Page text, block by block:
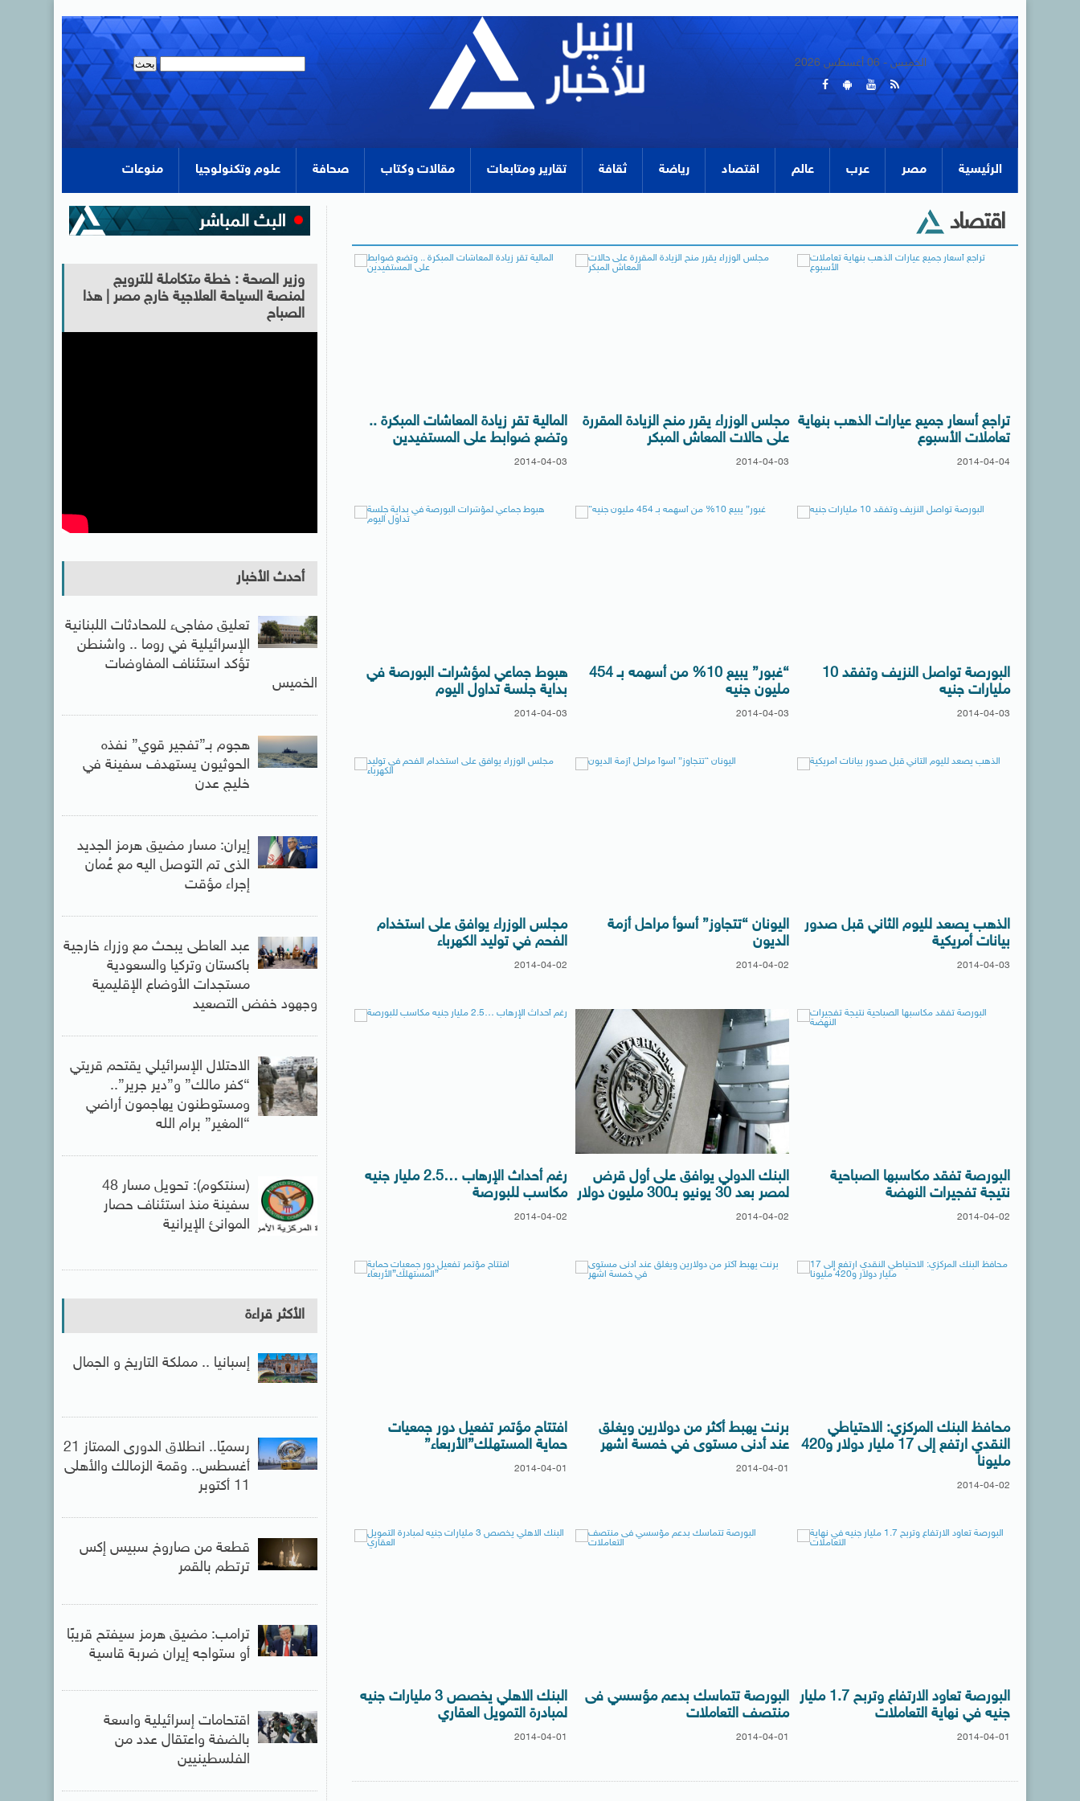
الخميس - 06 أغسطس 2026
الرئيسية مصر عرب عالم اقتصاد رياضة ثقافة تقارير ومتابعات مقالات وكتاب صحافة علوم وتكنولوجيا منوعات
اقتصاد
تراجع أسعار جميع عيارات الذهب بنهاية
تعاملات الأسبوع
2014-04-04
مجلس الوزراء يقرر منح الزيادة المقررة
على حالات المعاش المبكر
2014-04-03
المالية تقر زيادة المعاشات المبكرة ..
وتضع ضوابط على المستفيدين
2014-04-03
البورصة تواصل النزيف وتفقد 10
مليارات جنيه
2014-04-03
“غبور” يبيع 10% من أسهمه بـ 454
مليون جنيه
2014-04-03
هبوط جماعي لمؤشرات البورصة في
بداية جلسة تداول اليوم
2014-04-03
الذهب يصعد لليوم الثاني قبل صدور
بيانات أمريكية
2014-04-03
اليونان “تتجاوز” أسوأ مراحل أزمة
الديون
2014-04-02
مجلس الوزراء يوافق على استخدام
الفحم في توليد الكهرباء
2014-04-02
البورصة تفقد مكاسبها الصباحية
نتيجة تفجيرات النهضة
2014-04-02
البنك الدولي يوافق على أول قرض
لمصر بعد 30 يونيو بـ300 مليون دولار
2014-04-02
رغم أحداث الإرهاب …2.5 مليار جنيه
مكاسب للبورصة
2014-04-02
محافظ البنك المركزي: الاحتياطي
النقدي ارتفع إلى 17 مليار دولار و420
مليونا
2014-04-02
برنت يهبط أكثر من دولارين ويغلق
عند أدنى مستوى في خمسة اشهر
2014-04-01
افتتاح مؤتمر تفعيل دور جمعيات
حماية المستهلك”الأربعاء”
2014-04-01
البورصة تعاود الارتفاع وتربح 1.7 مليار
جنيه في نهاية التعاملات
2014-04-01
البورصة تتماسك بدعم مؤسسي فى
منتصف التعاملات
2014-04-01
البنك الاهلي يخصص 3 مليارات جنيه
لمبادرة التمويل العقاري
2014-04-01
وزير الصحة : خطة متكاملة للترويج
لمنصة السياحة العلاجية خارج مصر | هذا
الصباح
أحدث الأخبار
تعليق مفاجىء للمحادثات اللبنانية
الإسرائيلية في روما .. واشنطن
تؤكد استئناف المفاوضات
الخميس
هجوم بـ”تفجير قوي” نفذه
الحوثيون يستهدف سفينة في
خليج عدن
إيران: مسار مضيق هرمز الجديد
الذى تم التوصل اليه مع عُمان
إجراء مؤقت
عبد العاطى يبحث مع وزراء خارجية
باكستان وتركيا والسعودية
مستجدات الأوضاع الإقليمية
وجهود خفض التصعيد
الاحتلال الإسرائيلي يقتحم قريتي
“كفر مالك” و”دير جرير”..
ومستوطنون يهاجمون أراضي
“المغير” برام الله
(سنتكوم): تحويل مسار 48
سفينة منذ استئناف حصار
الموانئ الإيرانية
الأكثر قراءة
إسبانيا .. مملكة التاريخ و الجمال
رسميًا.. انطلاق الدورى الممتاز 21
أغسطس.. وقمة الزمالك والأهلى
11 أكتوبر
قطعة من صاروخ سبيس إكس
ترتطم بالقمر
ترامب: مضيق هرمز سيفتح قريبًا
أو ستواجه إيران ضربة قاسية
اقتحامات إسرائيلية واسعة
بالضفة واعتقال عدد من
الفلسطينيين